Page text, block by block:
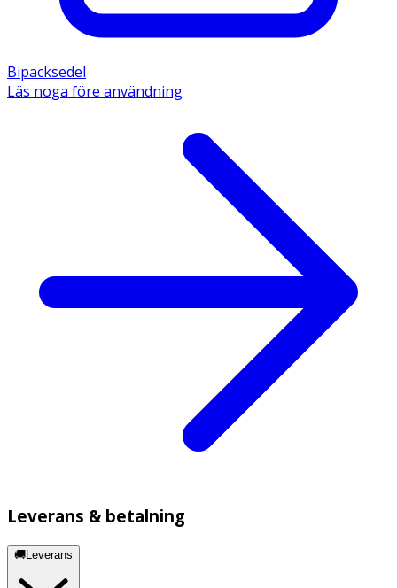
Bipacksedel
Läs noga före användning
Leverans & betalning
🚚Leverans